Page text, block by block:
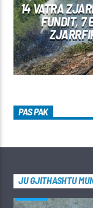
14 VATRA
FUNDIT, 7
PAS PAK
JU GJITHASHTU